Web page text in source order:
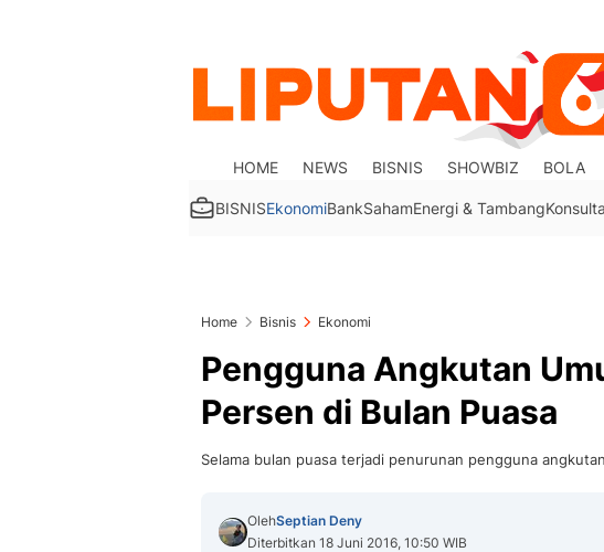
HOME NEWS BISNIS SHOWBIZ BOLA
BISNISEkonomiBankSahamEnergi & Tambang
Home Bisnis Ekonomi
Pengguna Angkutan
Persen di Bulan Puasa
Selama bulan puasa terjadi penurunan pengguna
OlehSeptian Deny
Diterbitkan 18 Juni 2016, 10:50 WIB